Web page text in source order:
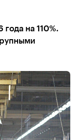
на 110%.